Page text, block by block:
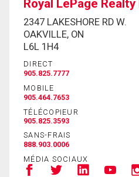
Royal LePage
2347 LAKESHORE RD W.
OAKVILLE, ON
L6L 1H4
DIRECT
905.825.7777
MOBILE
905.464.7653
TÉLÉCOPIEUR
905.825.3593
SANS-FRAIS
888.903.0006
MÉDIA SOCIAUX